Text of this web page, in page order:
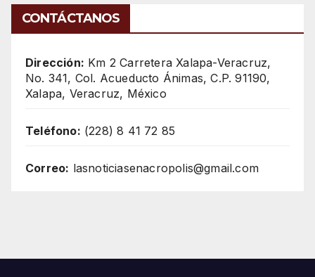
CONTÁCTANOS
Dirección: Km 2 Carretera Xalapa-Veracruz,
No. 341, Col. Acueducto Ánimas, C.P. 91190,
Xalapa, Veracruz, México
Teléfono: (228) 8 41 72 85
Correo: lasnoticiasenacropolis@gmail.com